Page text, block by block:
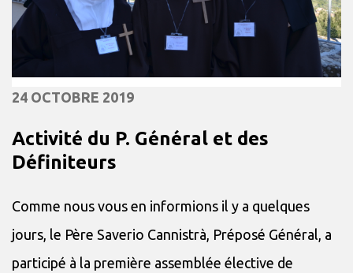
24 OCTOBRE 2019
Activité du P. Général et des
Définiteurs
Comme nous vous en informions il y a quelques
jours, le Père Saverio Cannistrà, Préposé Général, a
participé à la première assemblée élective de